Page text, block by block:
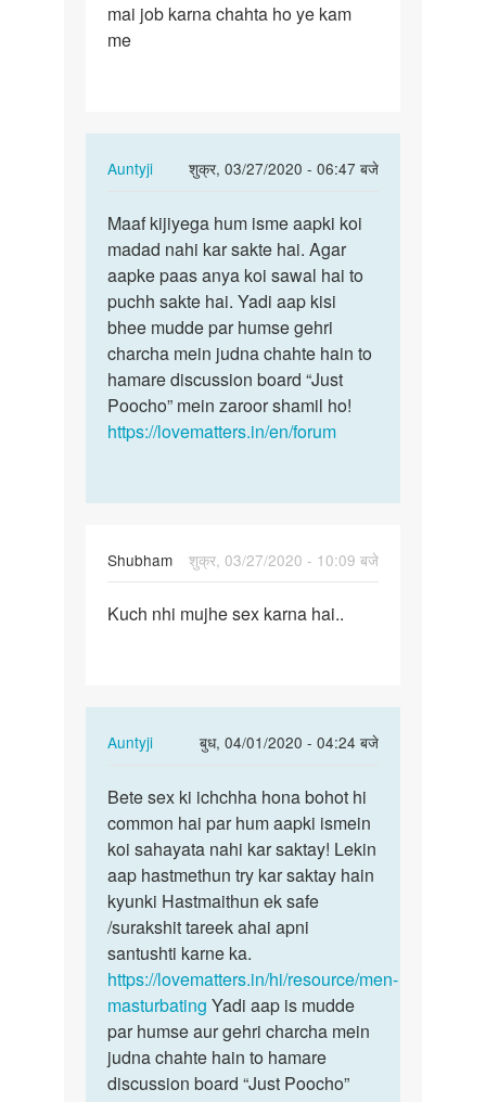
mai
job
mai job karna chahta ho ye kam
me
Auntyji
शुक्र, 03/27/2020 - 06:47 बजे
In
to
mai
job
karna
chahta
ho
ye…
by
dilipkumar
Maaf
kijiyega
hum
isme
aapki…
Maaf kijiyega hum isme aapki koi
madad nahi kar sakte hai. Agar
aapke paas anya koi sawal hai to
puchh sakte hai. Yadi aap kisi
bhee mudde par humse gehri
charcha mein judna chahte hain to
hamare discussion board “Just
Poocho” mein zaroor shamil ho!
https://lovematters.in/en/forum
Shubham
शुक्र, 03/27/2020 - 10:09 बजे
Kuch
hai…
Kuch nhi mujhe sex karna hai..
Auntyji
बुध, 04/01/2020 - 04:24 बजे
In
to
Kuch
nhi
mujhe
sex
karna
hai…
by
Shubham
Bete
sex
ki
ichchha
hona…
Bete sex ki ichchha hona bohot hi
common hai par hum aapki ismein
koi sahayata nahi kar saktay! Lekin
aap hastmethun try kar saktay hain
kyunki Hastmaithun ek safe
/surakshit tareek ahai apni
santushti karne ka.
https://lovematters.in/hi/resource/men-
masturbating Yadi aap is mudde
par humse aur gehri charcha mein
judna chahte hain to hamare
discussion board “Just Poocho”